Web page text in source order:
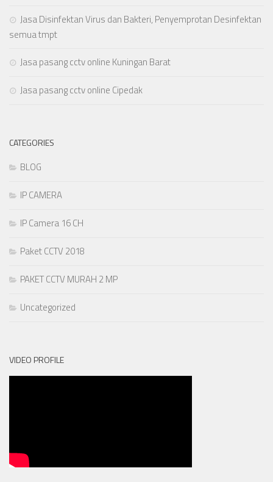
Jasa Disinfektan Virus dan Bakteri, Penyemprotan Desinfektan
semua tmpt
Jasa pasang cctv online Kuningan Barat
Jasa pasang cctv online Cipedak
CATEGORIES
BLOG
IP CAMERA
IP Camera 16 CH
Paket CCTV 2018
PAKET CCTV MURAH 2 MP
Uncategorized
VIDEO PROFILE